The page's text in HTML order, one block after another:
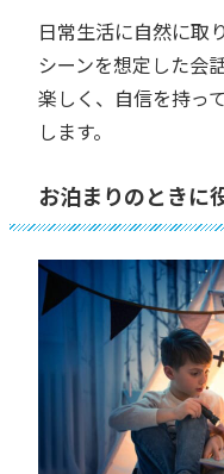
日常生活に自然に取
シーンを想定した会
楽しく、自信を持っ
します。
お泊まりのときに